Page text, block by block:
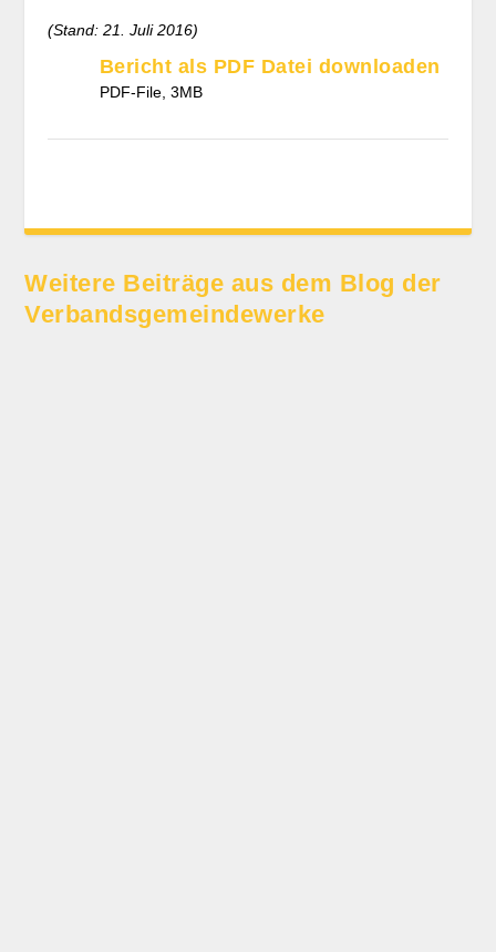
(Stand: 21. Juli 2016)
Bericht als PDF Datei downloaden
PDF-File, 3MB
Weitere Beiträge aus dem Blog der
Verbands­gemeinde­werke